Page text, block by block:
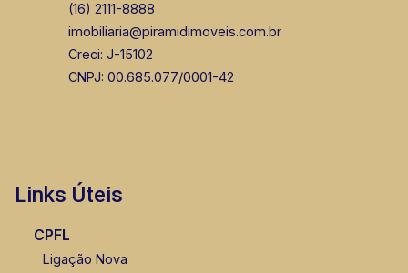
(16) 2111-8888
imobiliaria@piramidimoveis.com.br
Creci: J-15102
CNPJ: 00.685.077/0001-42
Links Úteis
CPFL
Ligação Nova